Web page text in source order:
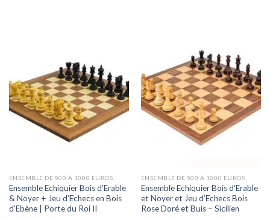
ENSEMBLE DE 500 À 1000 EUROS
Ensemble Echiquier Bois d’Erable
& Noyer + Jeu d’Echecs en Bois
d’Ebène | Porte du Roi II
ENSEMBLE DE 500 À 1000 EUROS
Ensemble Echiquier Bois d’Erable
et Noyer et Jeu d’Echecs Bois
Rose Doré et Buis – Sicilien